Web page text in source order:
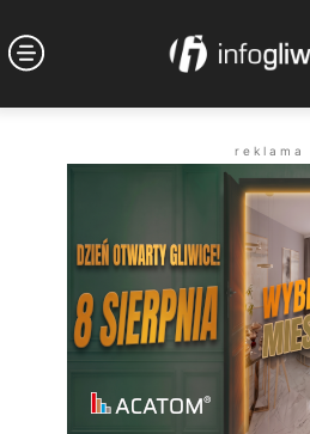
r e k l a m a